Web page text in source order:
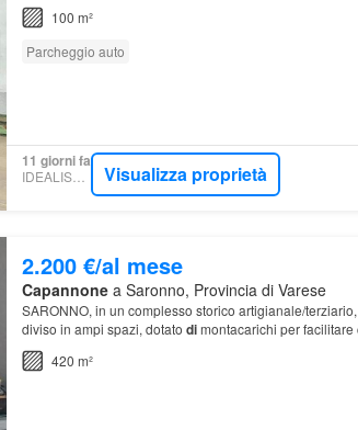
100 m²
Parcheggio auto
11 giorni fa
IDEALISTA.IT Visualizza proprietà
2.200 €/al mese
Capannonea Saronno, Provincia di Varese
SARONNO, in un complesso storico artigianale/
diviso in ampi spazi, dotato dimontacarichi per facilitare
dotato
420 m²